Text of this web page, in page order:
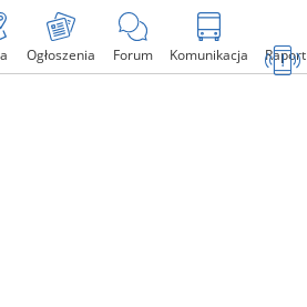
Ogłoszenia Forum Komunikacja Raport